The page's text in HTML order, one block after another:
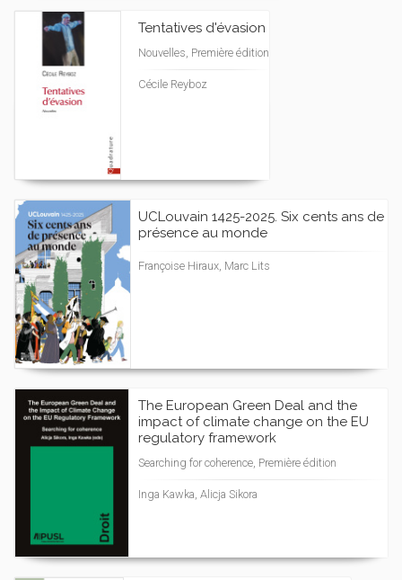
Tentatives d'évasion
Nouvelles, Première édition
Cécile Reyboz
UCLouvain 1425-2025. Six cents ans de
présence au monde
Françoise Hiraux, Marc Lits
The European Green Deal and the
impact of climate change on the EU
regulatory framework
Searching for coherence, Première édition
Inga Kawka, Alicja Sikora